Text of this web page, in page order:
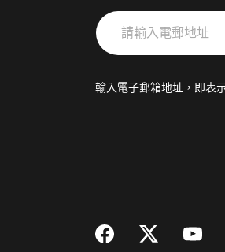
請
輸
郵
輸入電子郵箱地址，即表